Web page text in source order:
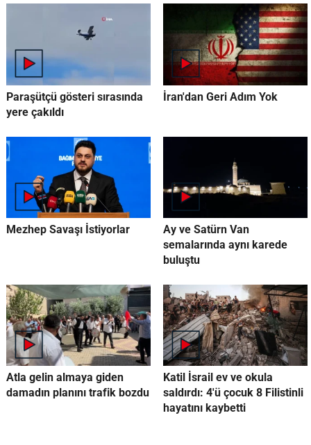
Paraşütçü gösteri sırasında
yere çakıldı
İran'dan Geri Adım Yok
Mezhep Savaşı İstiyorlar
Ay ve Satürn Van
semalarında aynı karede
buluştu
Atla gelin almaya giden
damadın planını trafik bozdu
Katil İsrail ev ve okula
saldırdı: 4'ü çocuk 8 Filistinli
hayatını kaybetti